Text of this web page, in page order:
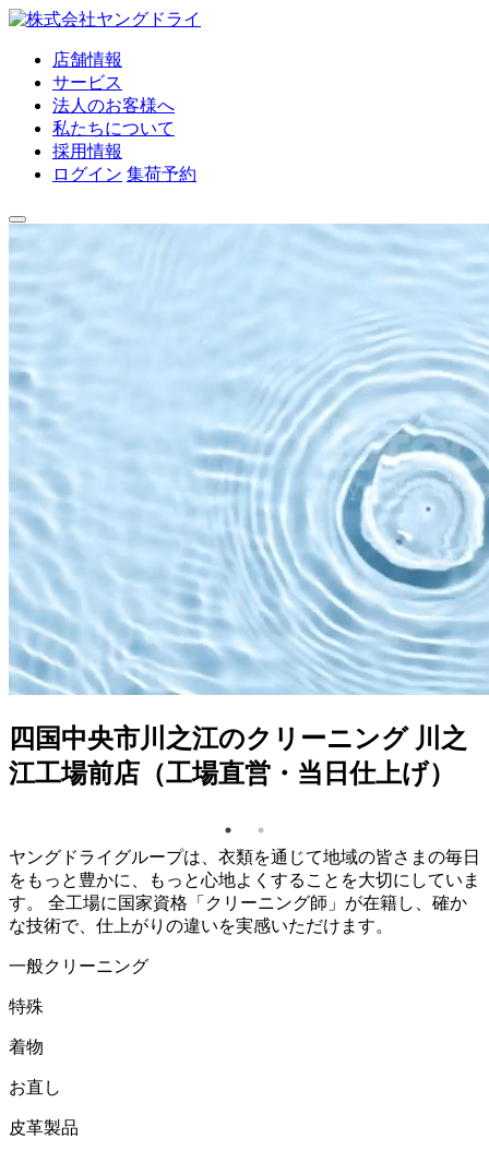
店舗情報
サービス
法人のお客様へ
私たちについて
採用情報
ログイン 集荷予約
四国中央市川之江のクリーニング 川之
江工場前店（工場直営・当日仕上げ）
ヤングドライグループは、衣類を通じて地域の皆さまの毎日
をもっと豊かに、もっと心地よくすることを大切にしていま
す。 全工場に国家資格「クリーニング師」が在籍し、確か
な技術で、仕上がりの違いを実感いただけます。
一般クリーニング
特殊
着物
お直し
皮革製品